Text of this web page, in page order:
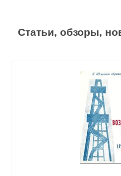
Статьи, обзоры,